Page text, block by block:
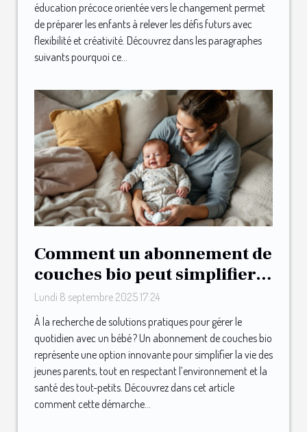
éducation précoce orientée vers le changement permet
de préparer les enfants à relever les défis futurs avec
flexibilité et créativité. Découvrez dans les paragraphes
suivants pourquoi ce...
Comment un abonnement de
couches bio peut simplifier
la vie des jeunes parents ?
Lundi 8 septembre 2025 17:24
À la recherche de solutions pratiques pour gérer le
quotidien avec un bébé ? Un abonnement de couches bio
représente une option innovante pour simplifier la vie des
jeunes parents, tout en respectant l’environnement et la
santé des tout-petits. Découvrez dans cet article
comment cette démarche...